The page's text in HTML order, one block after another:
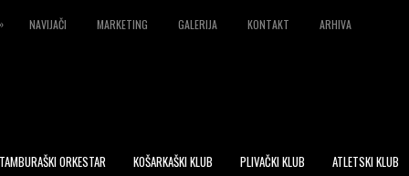
NAVIJAČI MARKETING GALERIJA KONTAKT ARHIVA
TAMBURAŠKI ORKESTAR KOŠARKAŠKI KLUB PLIVAČKI KLUB ATLETSKI KLUB